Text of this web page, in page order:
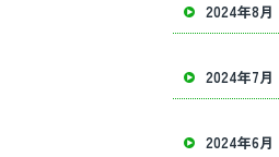
2024年8月
2024年7月
2024年6月